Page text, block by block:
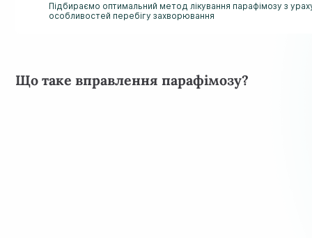
Підбираємо оптимальний метод лікування парафімозу з
особливостей перебігу захворювання
Що таке вправлення парафімозу?